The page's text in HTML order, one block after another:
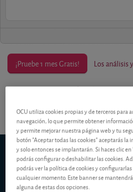
¡Pruebe 1 mes Gratis! Los análisis
expertos están reservados a los socios.
5d 1m 6m ytd
First Trust Cloud Computing UCITS
alemana - Xetra
OCU utiliza cookies propias y de terceros para
navegación, lo que permite obtener
y permite mejorar nuestra página web y tu
botón "Aceptar todas las cookies" aceptarás la
y solo entonces se implantarán. Si haces clic
podrás configurar o deshabilitar las cookies.
podrás ver la política de cookies y
cualquier momento. Este banner se
alguna de estas dos opciones.